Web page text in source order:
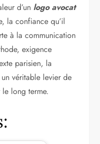
d’un logo avocat
la confiance qu’il
à la communication
exigence
parisien, la
véritable levier de
long terme.